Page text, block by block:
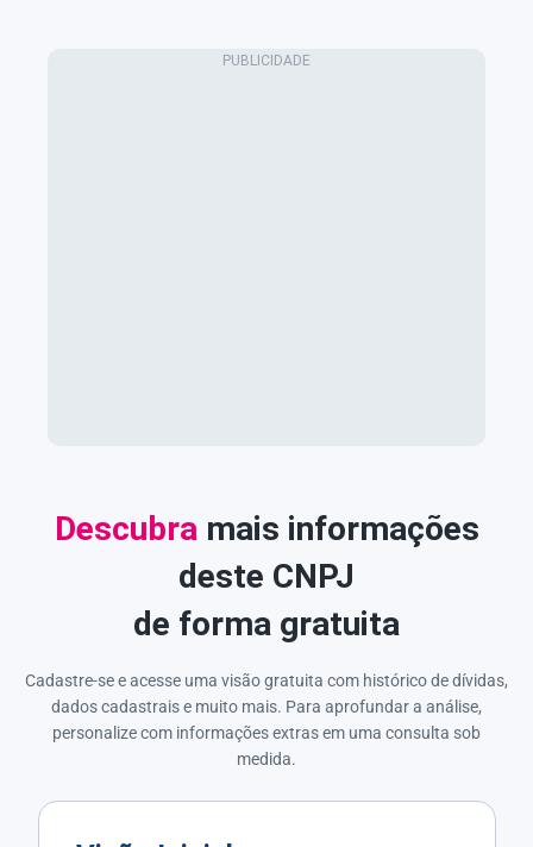
Descubra mais informações
deste CNPJ
de forma gratuita
Cadastre-se e acesse uma visão gratuita com histórico de dívidas,
dados cadastrais e muito mais. Para aprofundar a análise,
personalize com informações extras em uma consulta sob
medida.